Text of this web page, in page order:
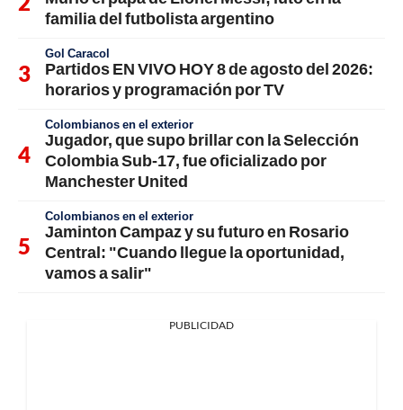
familia del futbolista argentino
Gol Caracol
Partidos EN VIVO HOY 8 de agosto del 2026:
horarios y programación por TV
Colombianos en el exterior
Jugador, que supo brillar con la Selección
Colombia Sub-17, fue oficializado por
Manchester United
Colombianos en el exterior
Jaminton Campaz y su futuro en Rosario
Central: "Cuando llegue la oportunidad,
vamos a salir"
PUBLICIDAD